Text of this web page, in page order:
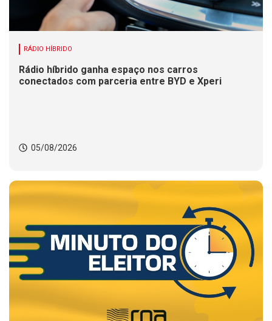
RÁDIO HÍBRIDO
Rádio híbrido ganha espaço nos carros
conectados com parceria entre BYD e Xperi
05/08/2026